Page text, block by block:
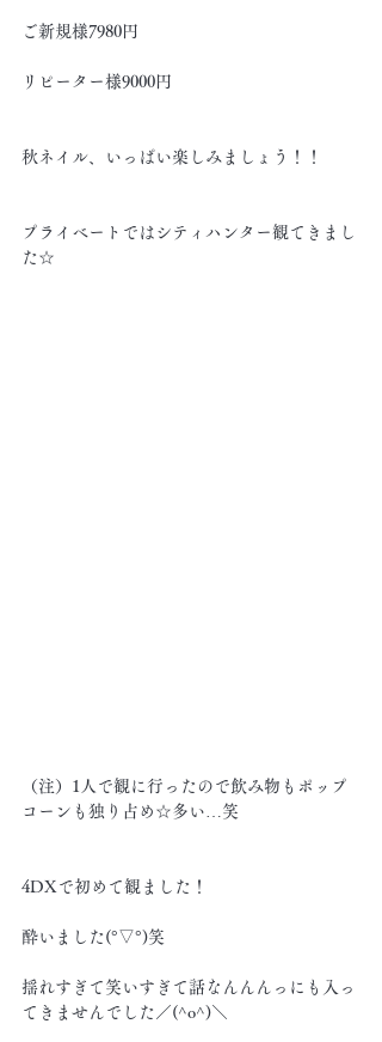
ご新規様7980円
リピーター様9000円
秋ネイル、いっぱい楽しみましょう！！
プライベートではシティハンター観てきまし
た☆
（注）1人で観に行ったので飲み物もポップ
コーンも独り占め☆多い…笑
4DXで初めて観ました！
酔いました(°▽°)笑
揺れすぎて笑いすぎて話なんんんっにも入っ
てきませんでした／(^o^)＼